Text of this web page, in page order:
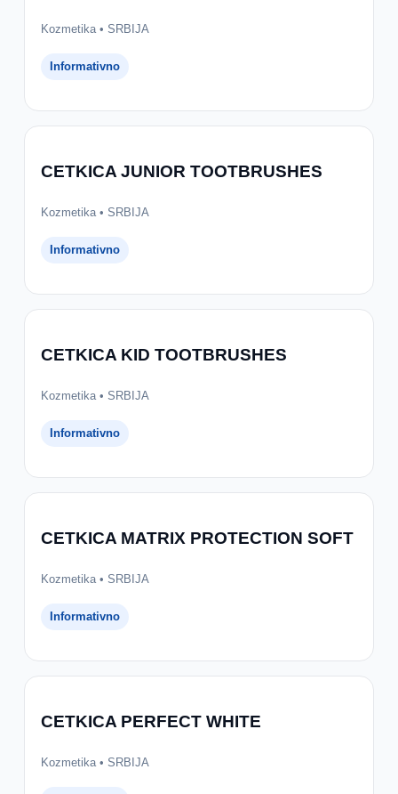
Kozmetika • SRBIJA
Informativno
CETKICA JUNIOR TOOTBRUSHES
Kozmetika • SRBIJA
Informativno
CETKICA KID TOOTBRUSHES
Kozmetika • SRBIJA
Informativno
CETKICA MATRIX PROTECTION SOFT
Kozmetika • SRBIJA
Informativno
CETKICA PERFECT WHITE
Kozmetika • SRBIJA